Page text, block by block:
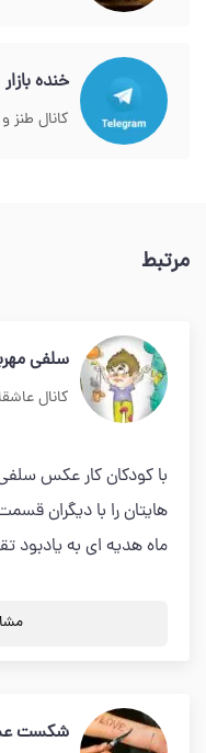
خنده بازار
کانال طنز
مرتبط
سلفی
کانال
با کودکان کار عکس سلفی
هایتان را با دیگران
ماه هدیه ای به یادبود
شکست